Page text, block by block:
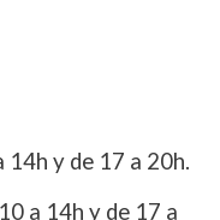
14h y de 17 a 20h.
a 14h y de 17 a